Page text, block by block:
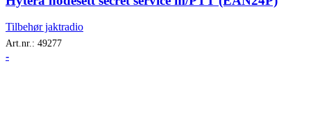
Tilbehør jaktradio
Art.nr.: 49277
-